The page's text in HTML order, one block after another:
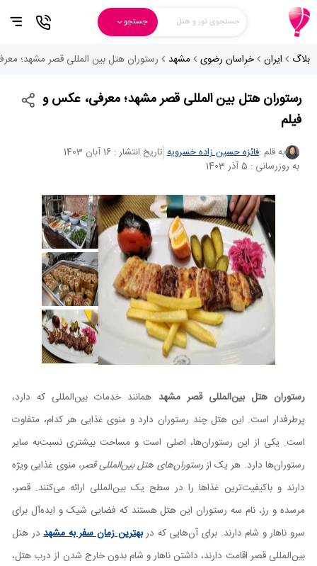
جستجوی تور و هتل جستجو
بلاگ ایران خراسان رضوی مشهد رستوران هتل بین المللی قصر مشهد؛
رستوران هتل بین المللی قصر مشهد؛ معرفی، عکس و
فیلم
به قلم :فائزه حسین زاده خسرویه تاریخ انتشار : 16 آبان 1403
به روزرسانی : 5 آذر 1403
رستوران هتل بین‌المللی قصر مشهد همانند خدمات بین‌المللی که دارد،
پرطرفدار است. این هتل چند رستوران دارد و منوی غذایی هر کدام، متفاوت
است. یکی از این رستوران‌ها، اصلی است و مساحت بیشتری نسبت‌به سایر
رستوران‌ها دارد. هر یک ازرستوران‌های هتل بین‌المللی قصر، منوی غذایی ویژه
دارند و باکیفیت‌ترین غذاها را در سطح یک بین‌المللی ارائه می‌کنند. قصر،
مرسده و رز، نام سه رستوران این هتل هستند که فضایی شیک و ایده‌آل برای
سرو ناهار و شام دارند. برای آن‌هایی که دربهترین زمان سفر به مشهد در هتل
بین‌المللی قصر اقامت دارند، داشتن ناهار و شام بدون خارج شدن از درب هتل،